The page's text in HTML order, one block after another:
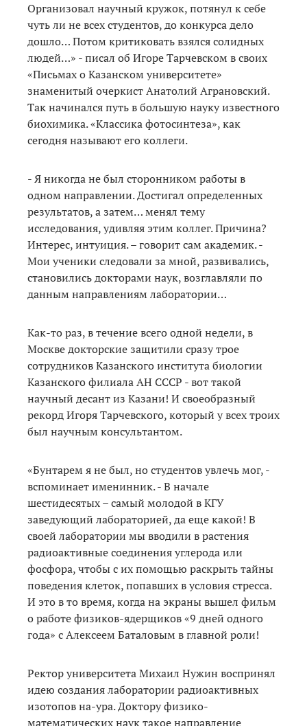
Организовал научный кружок, потянул к себе
чуть ли не всех студентов, до конкурса дело
дошло… Потом критиковать взялся солидных
людей…» - писал об Игоре Тарчевском в своих
«Письмах о Казанском университете»
знаменитый очеркист Анатолий Аграновский.
Так начинался путь в большую науку известного
биохимика. «Классика фотосинтеза», как
сегодня называют его коллеги.
- Я никогда не был сторонником работы в
одном направлении. Достигал определенных
результатов, а затем… менял тему
исследования, удивляя этим коллег. Причина?
Интерес, интуиция. – говорит сам академик. -
Мои ученики следовали за мной, развивались,
становились докторами наук, возглавляли по
данным направлениям лаборатории…
Как-то раз, в течение всего одной недели, в
Москве докторские защитили сразу трое
сотрудников Казанского института биологии
Казанского филиала АН СССР - вот такой
научный десант из Казани! И своеобразный
рекорд Игоря Тарчевского, который у всех троих
был научным консультантом.
«Бунтарем я не был, но студентов увлечь мог, -
вспоминает именинник. - В начале
шестидесятых – самый молодой в КГУ
заведующий лабораторией, да еще какой! В
своей лаборатории мы вводили в растения
радиоактивные соединения углерода или
фосфора, чтобы с их помощью раскрыть тайны
поведения клеток, попавших в условия стресса.
И это в то время, когда на экраны вышел фильм
о работе физиков-ядерщиков «9 дней одного
года» с Алексеем Баталовым в главной роли!
Ректор университета Михаил Нужин воспринял
идею создания лаборатории радиоактивных
изотопов на-ура. Доктору физико-
математических наук такое направление